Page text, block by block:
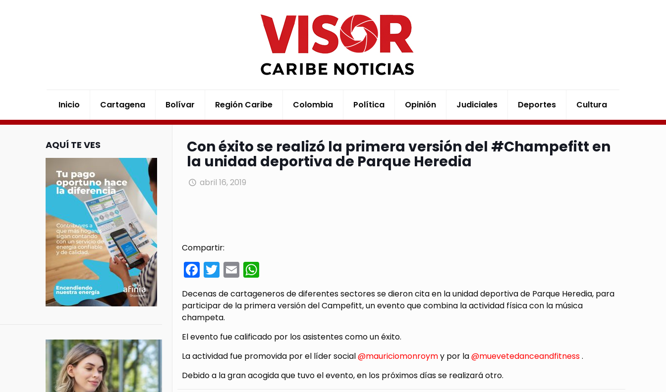
Inicio Cartagena Bolívar Región Caribe Colombia Política Opinión Judiciales Deportes Cultura
Con éxito se realizó la primera versión del #Champefitt en
la unidad deportiva de Parque Heredia
abril 16, 2019
Compartir:
Facebook
Twitter
Email
Decenas de cartageneros de diferentes sectores se dieron cita en la unidad deportiva de Parque Heredia, para
participar de la primera versión del Campefitt, un evento que combina la actividad física con la música
champeta.
El evento fue calificado por los asistentes como un éxito.
La actividad fue promovida por el líder social@mauriciomonroymy por la@muevetedanceandfitness.
Debido a la gran acogida que tuvo el evento, en los próximos días se realizará otro.
AQUÍ TE VES